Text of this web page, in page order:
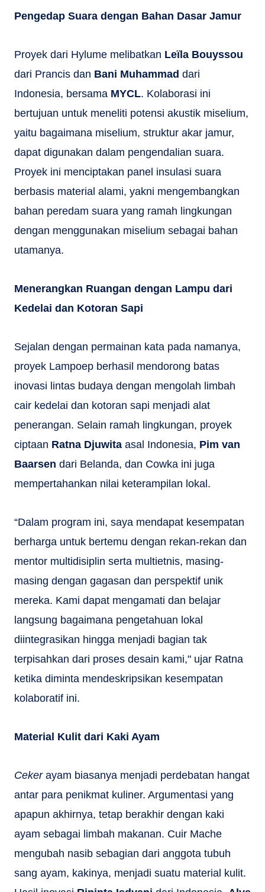
Pengedap Suara dengan Bahan Dasar Jamur
Proyek dari Hylume melibatkan Leïla Bouyssou
dari Prancis dan Bani Muhammad dari
Indonesia, bersama MYCL. Kolaborasi ini
bertujuan untuk meneliti potensi akustik miselium,
yaitu bagaimana miselium, struktur akar jamur,
dapat digunakan dalam pengendalian suara.
Proyek ini menciptakan panel insulasi suara
berbasis material alami, yakni mengembangkan
bahan peredam suara yang ramah lingkungan
dengan menggunakan miselium sebagai bahan
utamanya.
Menerangkan Ruangan dengan Lampu dari
Kedelai dan Kotoran Sapi
Sejalan dengan permainan kata pada namanya,
proyek Lampoep berhasil mendorong batas
inovasi lintas budaya dengan mengolah limbah
cair kedelai dan kotoran sapi menjadi alat
penerangan. Selain ramah lingkungan, proyek
ciptaan Ratna Djuwita asal Indonesia, Pim van
Baarsen dari Belanda, dan Cowka ini juga
mempertahankan nilai keterampilan lokal.
“Dalam program ini, saya mendapat kesempatan
berharga untuk bertemu dengan rekan-rekan dan
mentor multidisiplin serta multietnis, masing-
masing dengan gagasan dan perspektif unik
mereka. Kami dapat mengamati dan belajar
langsung bagaimana pengetahuan lokal
diintegrasikan hingga menjadi bagian tak
terpisahkan dari proses desain kami," ujar Ratna
ketika diminta mendeskripsikan kesempatan
kolaboratif ini.
Material Kulit dari Kaki Ayam
Cekerayam biasanya menjadi perdebatan hangat
antar para penikmat kuliner. Argumentasi yang
apapun akhirnya, tetap berakhir dengan kaki
ayam sebagai limbah makanan. Cuir Mache
mengubah nasib sebagian dari anggota tubuh
sang ayam, kakinya, menjadi suatu material kulit.